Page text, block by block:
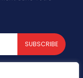
SUBSCRIBE